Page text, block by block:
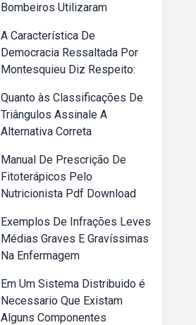
Bombeiros Utilizaram
A Característica De
Democracia Ressaltada Por
Montesquieu Diz Respeito:
Quanto às Classificações De
Triângulos Assinale A
Alternativa Correta
Manual De Prescrição De
Fitoterápicos Pelo
Nutricionista Pdf Download
Exemplos De Infrações Leves
Médias Graves E Gravíssimas
Na Enfermagem
Em Um Sistema Distribuido é
Necessario Que Existam
Alguns Componentes